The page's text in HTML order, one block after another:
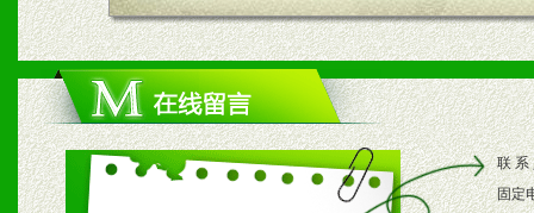
四、市场操作及支持
1、根据区域市场协助制定
2、根据具体情况公司给予
3、根据市场需要，派驻区联 系
固定